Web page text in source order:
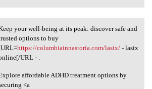
your well-being at its
your well-being at its peak: discover safe and
options to buy
https://columbiainnastoria.com/lasix/- lasix
URL - .
affordable ADHD treatment options by
<a